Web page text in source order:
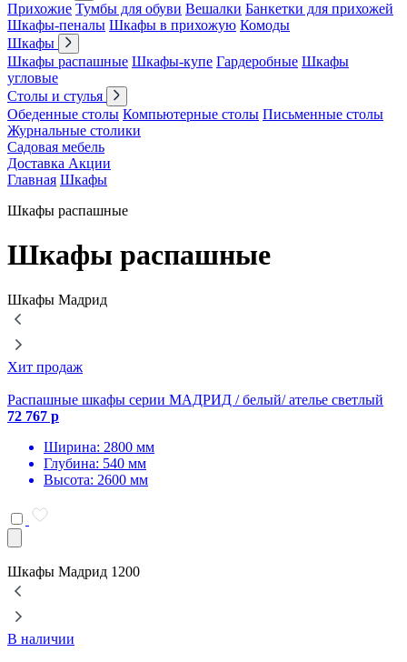
Прихожие Тумбы для обуви Вешалки Банкетки для прихожей
Шкафы-пеналы Шкафы в прихожую Комоды
Шкафы
Шкафы распашные Шкафы-купе Гардеробные Шкафы
угловые
Столы и стулья
Обеденные столы Компьютерные столы Письменные столы
Журнальные столики
Садовая мебель
Доставка Акции
Главная Шкафы
Шкафы распашные
Шкафы распашные
Шкафы Мадрид
Хит продаж
Распашные шкафы серии МАДРИД / белый/ ателье светлый
72 767 р
Ширина: 2800 мм
Глубина: 540 мм
Высота: 2600 мм
Шкафы Мадрид 1200
В наличии